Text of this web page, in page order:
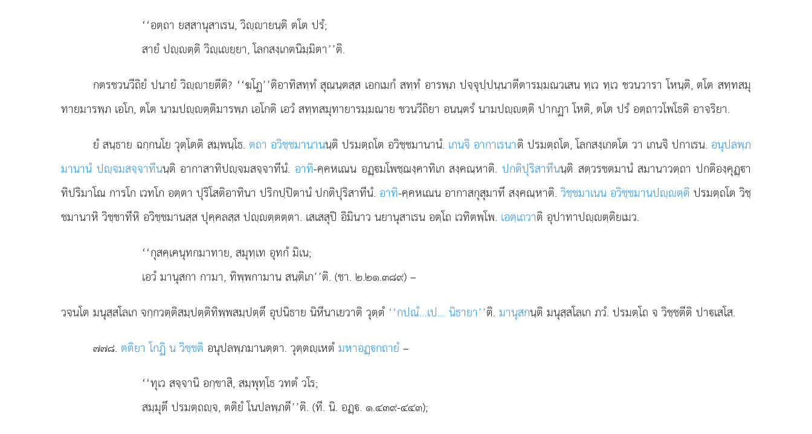
‘‘อตฺถา ยสฺสานุสาเรน, วิฺายนฺติ ตโต ปรํ;
สายํ ปฺตฺติ วิฺเยฺยา, โลกสงฺเกตนิมฺมิตา’’ติ.
กตรชวนวีถิยํ ปนายํ วิฺายตีติ? ‘‘ฆโฏ’’ติอาทิสทฺทํ สุณนฺตสฺส เอกเมกํ สทฺทํ อารพฺภ ปจฺจุปฺปนฺนาตีตารมฺมณวเสน ทฺเว ทฺเว ชวนวารา โหนฺติ, ตโต สทฺทสมุ
ทายมารพฺภ เอโก, ตโต นามปฺตฺติมารพฺภ เอโกติ เอวํ สทฺทสมุทายารมฺมณาย ชวนวีถิยา อนนฺตรํ นามปฺตฺติ ปากฏา โหติ, ตโต ปรํ อตฺถาวโพโธติ อาจริยา.
ยํ สนฺธาย ฉกฺกนโย วุตฺโตติ สมฺพนฺโธ. ตถา อวิชฺชมานานนฺติ ปรมตฺถโต อวิชฺชมานานํ. เกนจิ อากาเรนาติ ปรมตฺถโต, โลกสงฺเกตโต วา เกนจิ ปกาเรน. อนุปลพฺภ
มานานํ ปฺจมสจฺจาทีนนฺติ อากาสาทิปฺจมสจฺจาทีนํ. อาทิ-คฺคหเณน อฏฺมโพชฺฌงฺคาทิเก สงฺคณฺหาติ.ปกติปุริสาทีนนฺติ สตฺวรชตมานํ สมานาวตฺถา ปกติองฺคุฏฺา
ทิปริมาโณ การโก เวทโก อตฺตา ปุริโสติอาทินา ปริกปฺปิตานํ ปกติปุริสาทีนํ. อาทิ-คฺคหเณน อากาสกุสุมาทึ สงฺคณฺหาติ.วิชฺชมาเนน อวิชฺชมานปฺตฺติ ปรมตฺถโต วิชฺ
ชมานาหิ วิชฺชาทีหิ อวิชฺชมานสฺส ปุคฺคลสฺส ปฺตฺตตฺตา. เสเสสุปิ อิมินาว นยานุสาเรน อตฺโถ เวทิตพฺโพ. เอตฺเถวาติ อุปาทาปฺตฺติยเมว.
‘‘กุสคฺเคนุทกมาทาย, สมุทฺเท อุทกํ มิเน;
เอวํ มานุสกา กามา, ทิพฺพกามาน สนฺติเก’’ติ. (ชา. ๒.๒๑.๓๘๙) –
วจนโต มนุสฺสโลเก จกฺกวตฺติสมฺปตฺติทิพฺพสมฺปตฺตึ อุปนิธาย นิหีนาเยวาติ วุตฺตํ ‘‘กปณํ…เป… นิธายา’’ติ. มานุสกนฺติ มนุสฺสโลเก ภวํ. ปรมตฺโถ จ วิชฺชตีติ ปาเสโส.
๗๗๘. ตติยา โกฏิ น วิชฺชติ อนุปลพฺภมานตฺตา. วุตฺตฺเหตํมหาอฏฺกถายํ–
‘‘ทุเว สจฺจานิ อกฺขาสิ, สมฺพุทฺโธ วทตํ วโร;
สมฺมุตึ ปรมตฺถฺจ, ตติยํ โนปลพฺภตี’’ติ. (ที. นิ. อฏฺ. ๑.๔๓๙-๔๔๓);